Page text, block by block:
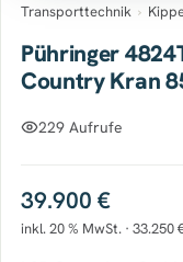
Transporttechnik ›
Pühringer
Country Kran
229 Aufrufe
39.900 €
inkl. 20 % MwSt. · 33.250